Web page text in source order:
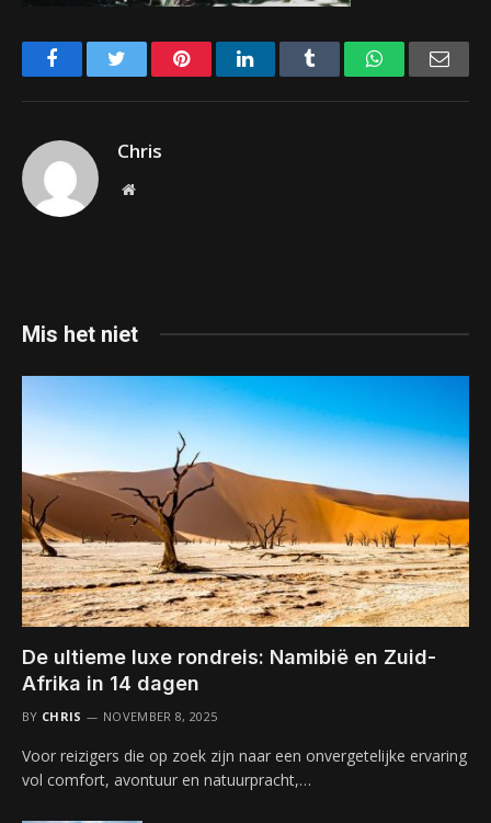
FacebookTwitter PinterestLinkedIn Tumblr WhatsApp
Chris
Website
Mis het niet
De ultieme luxe rondreis: Namibië en Zuid-
Afrika in 14 dagen
BY CHRIS NOVEMBER 8, 2025
Voor reizigers die op zoek zijn naar een onvergetelijke ervaring
vol comfort, avontuur en natuurpracht,…